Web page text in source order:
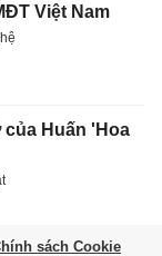
Việt Nam
của Huấn 'Hoa
sách Cookie